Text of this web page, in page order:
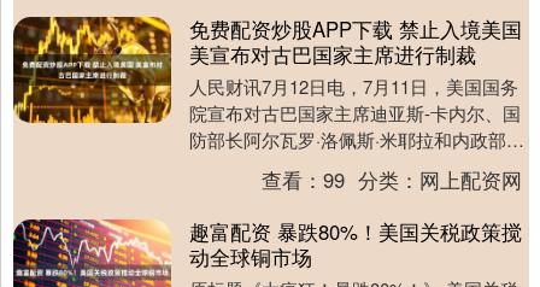
免费配资炒股APP下载 禁止入境美国
美宣布对古巴国家主席进行制裁
人民财讯7月12日电，7月11日，美国国务
院宣布对古巴国家主席迪亚斯-卡内尔、国
防部长阿尔瓦罗·洛佩斯·米耶拉和内政部长
拉萨罗·阿尔贝托·阿尔瓦雷斯·卡萨斯进
查看：99 分类： 网上配资网
趣富配资 暴跌80%！美国关税政策搅
动全球铜市场